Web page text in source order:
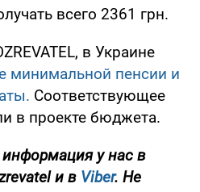
всего 2361 грн.
в Украине
минимальной пенсии и
Соответствующее
в проекте бюджета.
у нас в
и в Viber. Не